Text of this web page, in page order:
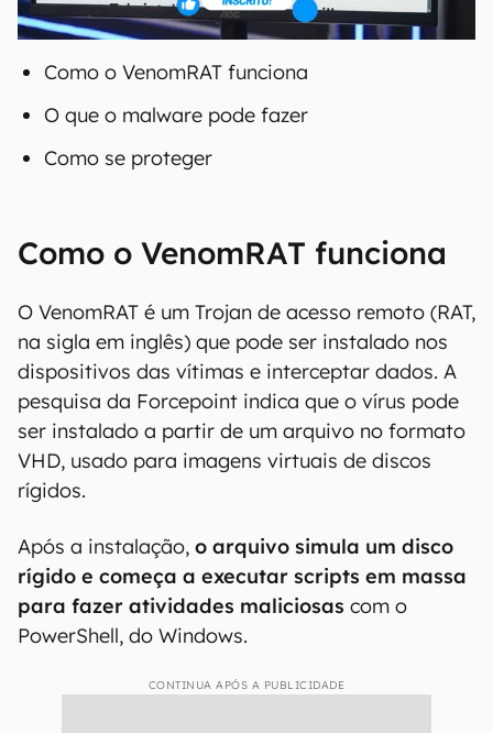
Como o VenomRAT funciona
O que o malware pode fazer
Como se proteger
Como o VenomRAT funciona
O VenomRAT é um Trojan de acesso remoto (RAT,
na sigla em inglês) que pode ser instalado nos
dispositivos das vítimas e interceptar dados. A
pesquisa da Forcepoint indica que o vírus pode
ser instalado a partir de um arquivo no formato
VHD, usado para imagens virtuais de discos
rígidos.
Após a instalação, o arquivo simula um disco
rígido e começa a executar scripts em massa
para fazer atividades maliciosas com o
PowerShell, do Windows.
CONTINUA APÓS A PUBLICIDADE